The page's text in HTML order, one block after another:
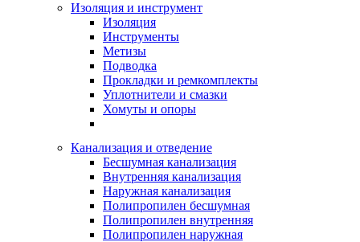
Изоляция и инструмент
Изоляция
Инструменты
Метизы
Подводка
Прокладки и ремкомплекты
Уплотнители и смазки
Хомуты и опоры
Канализация и отведение
Бесшумная канализация
Внутренняя канализация
Наружная канализация
Полипропилен бесшумная
Полипропилен внутренняя
Полипропилен наружная